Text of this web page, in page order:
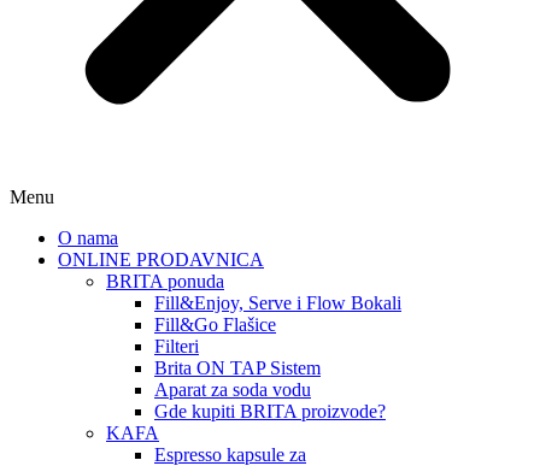
Menu
O nama
ONLINE PRODAVNICA
BRITA ponuda
Fill&Enjoy, Serve i Flow Bokali
Fill&Go Flašice
Filteri
Brita ON TAP Sistem
Aparat za soda vodu
Gde kupiti BRITA proizvode?
KAFA
Espresso kapsule za